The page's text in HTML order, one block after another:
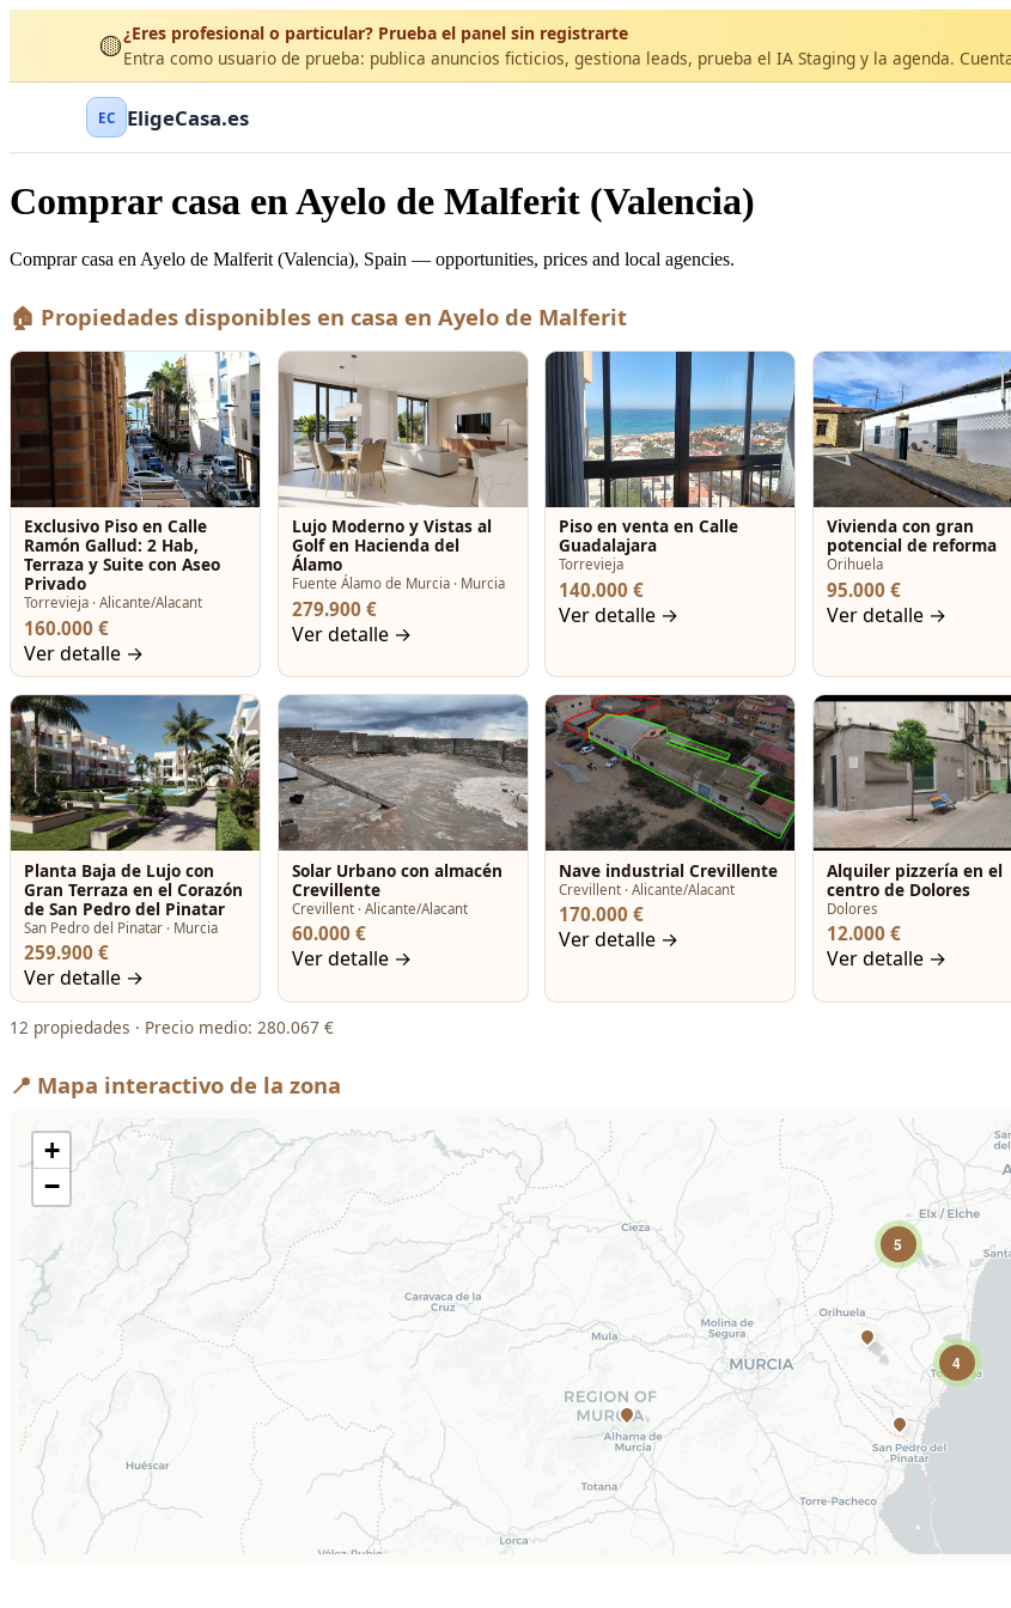
🟡¿Eres profesional o particular? Prueba el panel sin registrarte
Entra como usuario de prueba: publica anuncios ficticios, gestiona leads, prueba el IA Staging y la agenda.
EC EligeCasa.es
Comprar casa en Ayelo de Malferit (Valencia)
Comprar casa en Ayelo de Malferit (Valencia), Spain — opportunities, prices and local agencies.
🏠 Propiedades disponibles en casa en Ayelo de Malferit
Exclusivo Piso en Calle
Ramón Gallud: 2 Hab,
Terraza y Suite con Aseo
Privado
Torrevieja · Alicante/Alacant
160.000 €
Ver detalle →
Lujo Moderno y Vistas al
Golf en Hacienda del
Álamo
Fuente Álamo de Murcia · Murcia
279.900 €
Ver detalle →
Piso en venta en Calle
Guadalajara
Torrevieja
140.000 €
Ver detalle →
Vivienda con gran
potencial de reforma
Orihuela
95.000 €
Ver detalle →
Planta Baja de Lujo con
Gran Terraza en el Corazón
de San Pedro del Pinatar
San Pedro del Pinatar · Murcia
259.900 €
Ver detalle →
Solar Urbano con almacén
Crevillente
Crevillent · Alicante/Alacant
60.000 €
Ver detalle →
Nave industrial Crevillente
Crevillent · Alicante/Alacant
170.000 €
Ver detalle →
Alquiler pizzería en el
centro de Dolores
Dolores
12.000 €
Ver detalle →
12 propiedades · Precio medio: 280.067 €
📍 Mapa interactivo de la zona